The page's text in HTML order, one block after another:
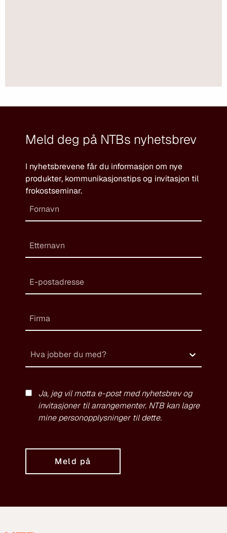
Meld deg på NTBs nyhetsbrev
I nyhetsbrevene får du informasjon om nye
produkter, kommunikasjonstips og invitasjon til
frokostseminar.
Hva jobber du med?
Ja, jeg vil motta e-post med nyhetsbrev og
invitasjoner til arrangementer. NTB kan lagre
mine personopplysninger til dette.
Meld på